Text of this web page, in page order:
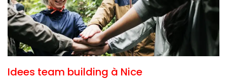
Idees team building à Nice